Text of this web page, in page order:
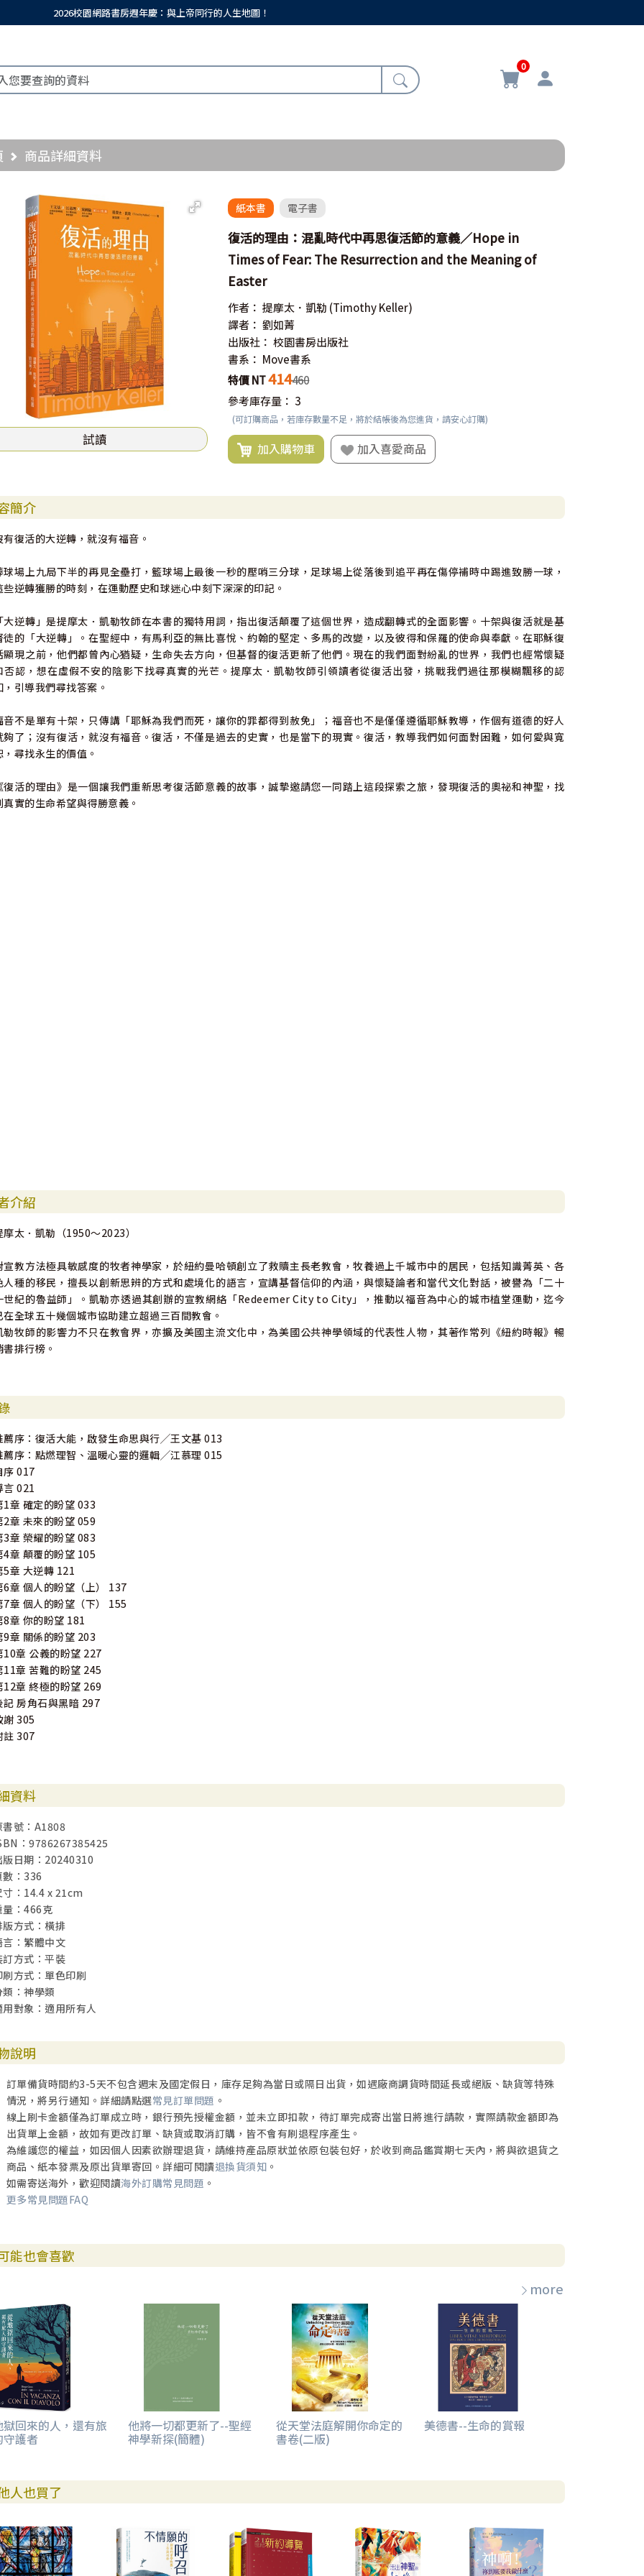
2026校園網路書房週年慶：與上帝同行的人生地圖！
0
商品詳細資料
試讀
紙本書 電子書
復活的理由：混亂時代中再思復活節的意義／Hope in
Times of Fear: The Resurrection and the Meaning of
Easter
作者： 提摩太．凱勒 (Timothy Keller)
譯者： 劉如菁
出版社： 校園書房出版社
書系： Move書系
特價 NT414460
參考庫存量： 3
(可訂購商品，若庫存數量不足，將於結帳後為您進貨，請安心訂購)
加入購物車 加入喜愛商品
簡介
有復活的大逆轉，就沒有福音。
球場上九局下半的再見全壘打，籃球場上最後一秒的壓哨三分球，足球場上從落後到追平再在傷停補時中踢進致勝一球，
些逆轉獲勝的時刻，在運動歷史和球迷心中刻下深深的印記。
大逆轉」是提摩太．凱勒牧師在本書的獨特用詞，指出復活顛覆了這個世界，造成翻轉式的全面影響。十架與復活就是基
徒的「大逆轉」。在聖經中，有馬利亞的無比喜悅、約翰的堅定、多馬的改變，以及彼得和保羅的使命與奉獻。在耶穌復
顯現之前，他們都曾內心猶疑，生命失去方向，但基督的復活更新了他們。現在的我們面對紛亂的世界，我們也經常懷疑
否認，想在虛假不安的陰影下找尋真實的光芒。提摩太．凱勒牧師引領讀者從復活出發，挑戰我們過往那模糊飄移的認
，引導我們尋找答案。
音不是單有十架，只傳講「耶穌為我們而死，讓你的罪都得到赦免」；福音也不是僅僅遵循耶穌教導，作個有道德的好人
夠了；沒有復活，就沒有福音。復活，不僅是過去的史實，也是當下的現實。復活，教導我們如何面對困難，如何愛與寬
，尋找永生的價值。
復活的理由》是一個讓我們重新思考復活節意義的故事，誠摯邀請您一同踏上這段探索之旅，發現復活的奧祕和神聖，找
真實的生命希望與得勝意義。
介紹
摩太．凱勒（1950～2023）
宣教方法極具敏感度的牧者神學家，於紐約曼哈頓創立了救贖主長老教會，牧養過上千城市中的居民，包括知識菁英、各
人種的移民，擅長以創新思辨的方式和處境化的語言，宣講基督信仰的內涵，與懷疑論者和當代文化對話，被譽為「二十
世紀的魯益師」。凱勒亦透過其創辦的宣教網絡「Redeemer City to City」，推動以福音為中心的城市植堂運動，迄今
在全球五十幾個城市協助建立超過三百間教會。
勒牧師的影響力不只在教會界，亦擴及美國主流文化中，為美國公共神學領域的代表性人物，其著作常列《紐約時報》暢
書排行榜。
薦序：復活大能，啟發生命思與行╱王文基 013
薦序：點燃理智、溫暖心靈的邏輯╱江慕理 015
序 017
言 021
1章 確定的盼望 033
2章 未來的盼望 059
3章 榮耀的盼望 083
4章 顛覆的盼望 105
5章 大逆轉 121
6章 個人的盼望（上） 137
7章 個人的盼望（下） 155
8章 你的盼望 181
9章 關係的盼望 203
10章 公義的盼望 227
11章 苦難的盼望 245
12章 終極的盼望 269
記 房角石與黑暗 297
謝 305
註 307
資料
書號：A1808
：9786267385425
版日期：20240310
數：336
寸：14.4 x 21cm
量：466克
版方式：橫排
言：繁體中文
訂方式：平裝
刷方式：單色印刷
類：神學類
用對象：適用所有人
說明
訂單備貨時間約3-5天不包含週末及國定假日，庫存足夠為當日或隔日出貨，如遇廠商調貨時間延長或絕版、缺貨等特殊
情況，將另行通知。詳細請點選常見訂單問題 。
線上刷卡金額僅為訂單成立時，銀行預先授權金額，並未立即扣款，待訂單完成寄出當日將進行請款，實際請款金額即為
出貨單上金額，故如有更改訂單、缺貨或取消訂購，皆不會有刷退程序產生。
為維護您的權益，如因個人因素欲辦理退貨，請維持產品原狀並依原包裝包好，於收到商品鑑賞期七天內，將與欲退貨之
商品、紙本發票及原出貨單寄回。詳細可閱讀退換貨須知 。
如需寄送海外，歡迎閱讀海外訂購常見問題 。
更多常見問題FAQ
能也會喜歡
more
獄回來的人，還有旅
護者
他將一切都更新了--聖經
神學新探(簡體)
從天堂法庭解開你命定的
書卷(二版)
美德書--生命的賞報
人也買了